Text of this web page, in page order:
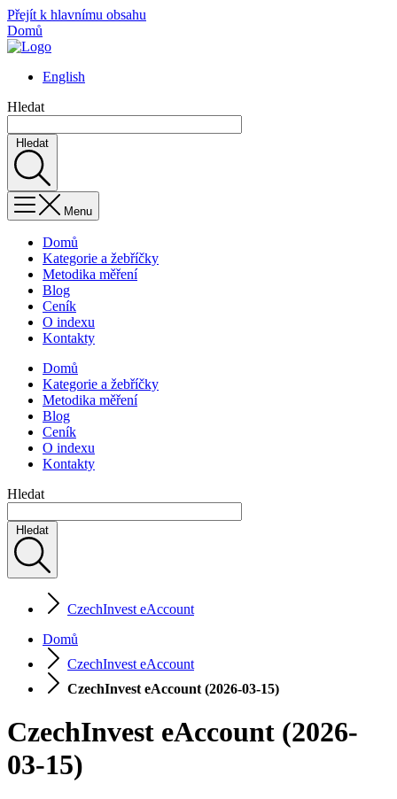
Přejít k hlavnímu obsahu
Domů
English
Hledat
Hledat
Menu
Domů
Kategorie a žebříčky
Metodika měření
Blog
Ceník
O indexu
Kontakty
Domů
Kategorie a žebříčky
Metodika měření
Blog
Ceník
O indexu
Kontakty
Hledat
Hledat
CzechInvest eAccount
Domů
CzechInvest eAccount
CzechInvest eAccount (2026-03-15)
CzechInvest eAccount (2026-
03-15)